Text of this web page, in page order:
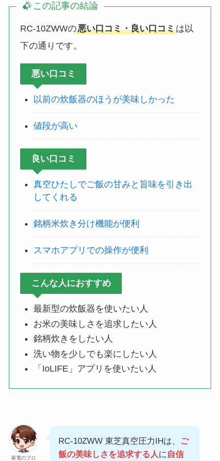
この記事の結論
RC-10ZWWの悪い口コミ・良い口コミは以
下の通りです。
悪い口コミ
以前の炊飯器のほうが美味しかった
値段が高い
良い口コミ
真空ひたしでご飯の甘みと旨味を引き出
してくれる
銘柄米炊き分け機能が便利
スマホアプリでの操作が便利
こんな人におすすめ
最新型の炊飯器を使いたい人
お米の美味しさを追求したい人
銘柄炊きをしたい人
洗い物を少しでも楽にしたい人
「IoLIFE」アプリを使いたい人
家電のプロ
RC-10ZWW 東芝真空圧力IHは、
ご
飯の美味しさを追求する人に 自信